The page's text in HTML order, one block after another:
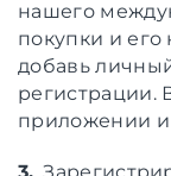
нашего
покупки и
добавь
регистрации.
приложении и